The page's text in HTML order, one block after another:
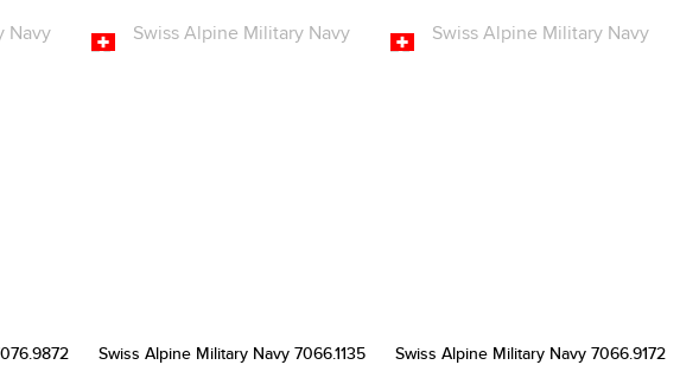
Swiss Alpine Military Navy 7066.1135 Swiss Alpine Military Navy 7066.9172